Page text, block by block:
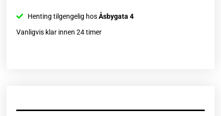
Henting tilgengelig hosÅsbygata 4
Vanligvis klar innen 24 timer